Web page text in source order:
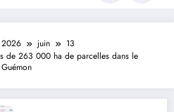
2026 juin
13
de 263 000 ha de parcelles dans le
Guémon